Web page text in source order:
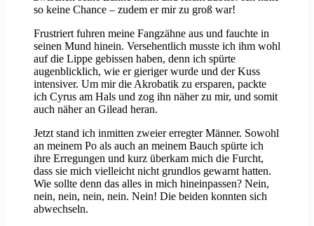
so keine Chance – zudem er mir zu groß war!
Frustriert fuhren meine Fangzähne aus und fauchte in
seinen Mund hinein. Versehentlich musste ich ihm wohl
auf die Lippe gebissen haben, denn ich spürte
augenblicklich, wie er gieriger wurde und der Kuss
intensiver. Um mir die Akrobatik zu ersparen, packte
ich Cyrus am Hals und zog ihn näher zu mir, und somit
auch näher an Gilead heran.
Jetzt stand ich inmitten zweier erregter Männer. Sowohl
an meinem Po als auch an meinem Bauch spürte ich
ihre Erregungen und kurz überkam mich die Furcht,
dass sie mich vielleicht nicht grundlos gewarnt hatten.
Wie sollte denn das alles in mich hineinpassen? Nein,
nein, nein, nein, nein. Nein! Die beiden konnten sich
abwechseln.